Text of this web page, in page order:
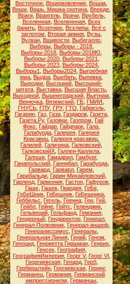
Восточное Воцерковление Вошак
Воши Вошь. Мишка скотина Вперде
Враги, Врангель, Врачи, Врубель,
Вселенная, Вселеннная, Всех
банить Всортире Всхлипы Всё с
заглотом
Вторая армия Вузы
Вулкан, Вшивости, Выбегалло,
Выборы, Выборы - 2018,
Выборы-2018 Выборы-2018Ю
Выборы-2020, Выборы-2021
Выборы-2023, Выборы-2024,
Выборы1
Выборы2024, Выгребная
яма Выдра Выебать Выпивка
Выродки Высоцкий Высоцкий-
цитата, Выставка, Высшая Власть,
Выходной, Вышнеградский, Вьетнам
Вюнючка Вяземский ГБ ГМИИ
ГНУСЬ, ГПУ, ГРУ, ГТО Габриэль,
Гагарин, Газ, Газа, Газдаров, Газета,
Газета.Ру, Газовки Газпром
Гай
Фокс
Гайдар Гайдпарк Гала
Галабурда, Галерея, Галерея
Красавиц Галерея красавиц
Галилей Галичина Галковский
ГалковскийХ Галлен-Каллела
Галоши Гамадрил Гамбург,
Ганапольский, Ганнибал, Гарабурда,
Гарвард Гарварл Гарем
Гарибальди, Гарин-Михайловский,
Гарленд, Гармония, Гастон, Гафуров,
Гаше, Гашек, Гвардия, ГеБе,
ГеБеШник ГеБешник ГеБешники
Геббельс
Гегель Геенна Геи Гей
Гейбл Гейне Гейтс Геленджик
Гельвеций, Гельфанд, Гемания,
Гендерный Гендиректор Генерал
Генерал-Полковник, Генерал-аншеф,
Генералиссимус
Генералы,
Генеральная Линия Гений Геном
Геноцид, Генриетта Гиршман, Генрих
Генсек, География,
ГеографияИмперия, Георг V, Георг VI
Георгиевская, Гепард, Герб,
Герберштейн Гергиевская Геринг,
Германец Германия Германский
импрессионизм
Германцы,